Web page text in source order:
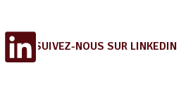
SUIVEZ-NOUS SUR LINKEDIN